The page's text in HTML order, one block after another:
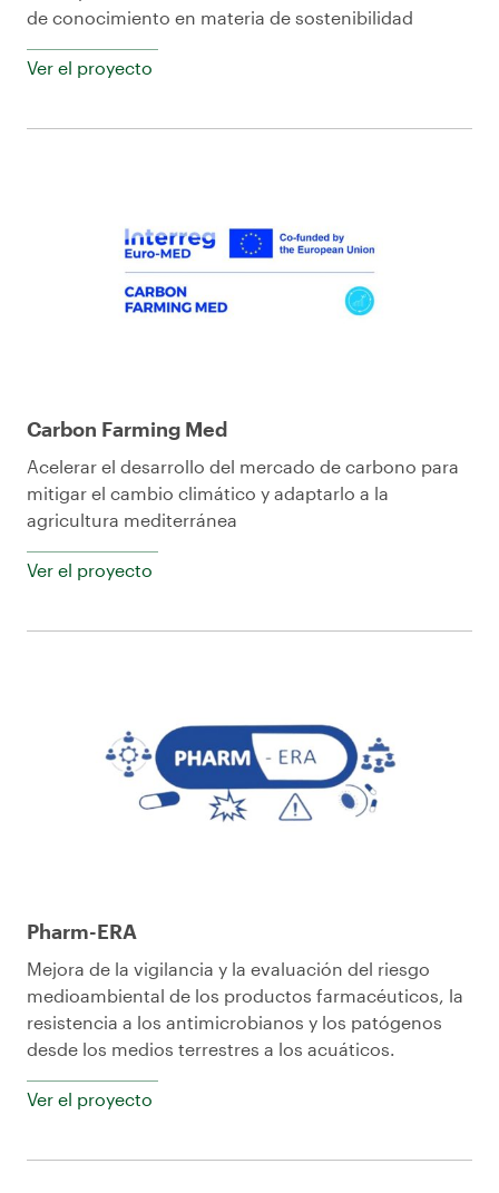
de conocimiento en materia de sostenibilidad
Ver el proyecto
Carbon Farming Med
Acelerar el desarrollo del mercado de carbono para
mitigar el cambio climático y adaptarlo a la
agricultura mediterránea
Ver el proyecto
Pharm-ERA
Mejora de la vigilancia y la evaluación del riesgo
medioambiental de los productos farmacéuticos, la
resistencia a los antimicrobianos y los patógenos
desde los medios terrestres a los acuáticos.
Ver el proyecto